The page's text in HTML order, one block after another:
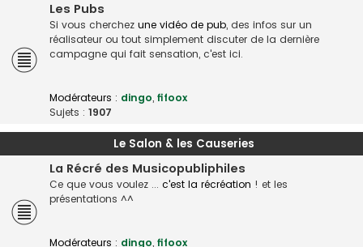
Les Pubs
Si vous cherchez une vidéo de pub, des infos sur un
réalisateur ou tout simplement discuter de la dernière
campagne qui fait sensation, c'est ici.
Modérateurs : dingo, fifoox
Sujets : 1907
Le Salon & les Causeries
La Récré des Musicopubliphiles
Ce que vous voulez ... c'est la récréation ! et les
présentations ^^
Modérateurs : dingo, fifoox